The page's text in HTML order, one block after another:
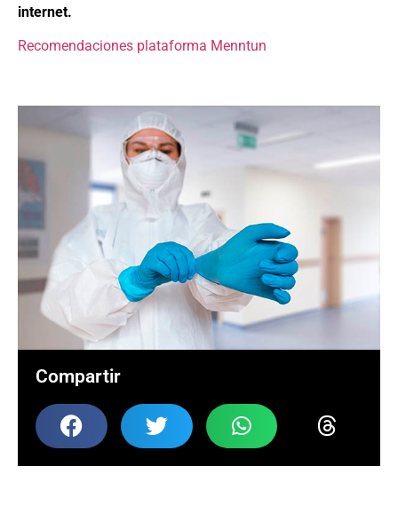
internet.
Recomendaciones plataforma Menntun
Compartir